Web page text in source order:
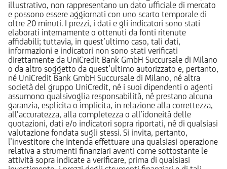
illustrativo, non rappresentano un dato ufficiale di mercato
e possono essere aggiornati con uno scarto temporale di
oltre 20 minuti. I prezzi, i dati e gli indicatori sono stati
elaborati internamente o ottenuti da fonti ritenute
affidabili; tuttavia, in quest’ultimo caso, tali dati,
informazioni e indicatori non sono stati verificati
direttamente da UniCredit Bank GmbH Succursale di Milano
o da altro soggetto da quest’ultimo autorizzato e, pertanto,
né UniCredit Bank GmbH Succursale di Milano, né altra
società del gruppo UniCredit, né i suoi dipendenti o agenti
assumono qualsivoglia responsabilità, né prestano alcuna
garanzia, esplicita o implicita, in relazione alla correttezza,
all’accuratezza, alla completezza o all’idoneità delle
quotazioni, dati e/o indicatori sopra riportati, né di qualsiasi
valutazione fondata sugli stessi. Si invita, pertanto,
l’investitore che intenda effettuare una qualsiasi operazione
relativa a strumenti finanziari aventi come sottostante le
attività sopra indicate a verificare, prima di qualsiasi